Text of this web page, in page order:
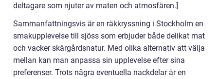
deltagare som njuter av maten och atmosfären.]
Sammanfattningsvis är en räkkryssning i Stockholm en
smakupplevelse till sjöss som erbjuder både delikat mat
och vacker skärgårdsnatur. Med olika alternativ att välja
mellan kan man anpassa sin upplevelse efter sina
preferenser. Trots några eventuella nackdelar är en